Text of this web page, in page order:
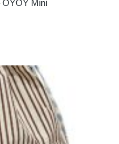
OYOY Mini